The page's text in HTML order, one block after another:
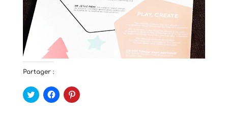
Partager :
C
l
C
l
C
l